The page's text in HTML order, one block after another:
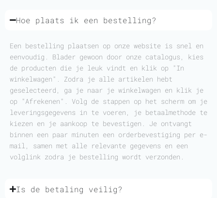
Hoe plaats ik een bestelling?
Een bestelling plaatsen op onze website is snel en
eenvoudig. Blader gewoon door onze catalogus, kies
de producten die je leuk vindt en klik op "In
winkelwagen". Zodra je alle artikelen hebt
geselecteerd, ga je naar je winkelwagen en klik je
op "Afrekenen". Volg de stappen op het scherm om je
leveringsgegevens in te voeren, je betaalmethode te
kiezen en je aankoop te bevestigen. Je ontvangt
binnen een paar minuten een orderbevestiging per e-
mail, samen met alle relevante gegevens en een
volglink zodra je bestelling wordt verzonden.
Is de betaling veilig?